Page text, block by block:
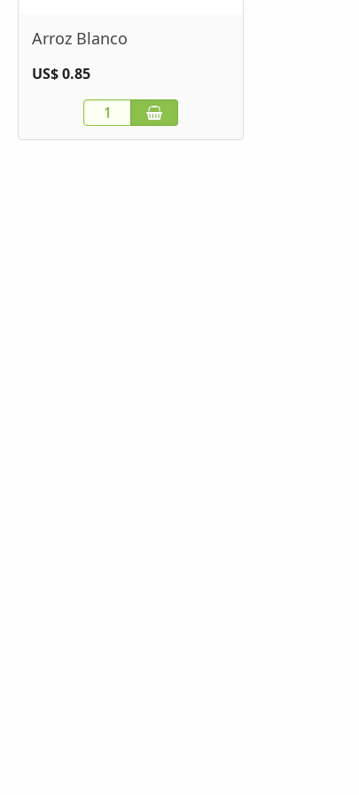
Arroz Blanco
US$ 0.85